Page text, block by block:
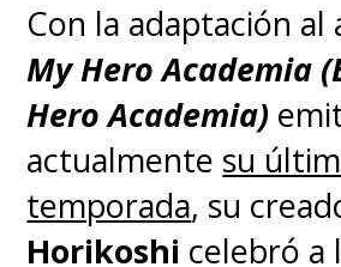
"¡Gracias por
oportunidad de
ahora, desearía
comprar este
estando Toriyama-
Con la adaptación al
My Hero Academia
Hero Academia)
actualmente su
temporada, su
Horikoshi celebró a